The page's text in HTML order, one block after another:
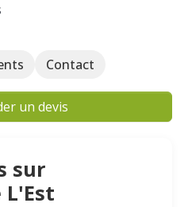
Contact
un devis
sur